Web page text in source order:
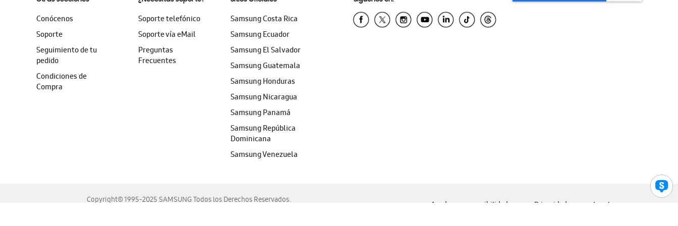
Conócenos
Soporte
Seguimiento de tu
pedido
Condiciones de
Compra
Soporte telefónico
Soporte vía eMail
Preguntas
Frecuentes
Samsung Costa Rica
Samsung Ecuador
Samsung El Salvador
Samsung Guatemala
Samsung Honduras
Samsung Nicaragua
Samsung Panamá
Samsung República
Dominicana
Samsung Venezuela
Copyright© 1995-2025 SAMSUNG Todos los Derechos Reservados.
Ayuda para accesibilidad Privacidad Legal